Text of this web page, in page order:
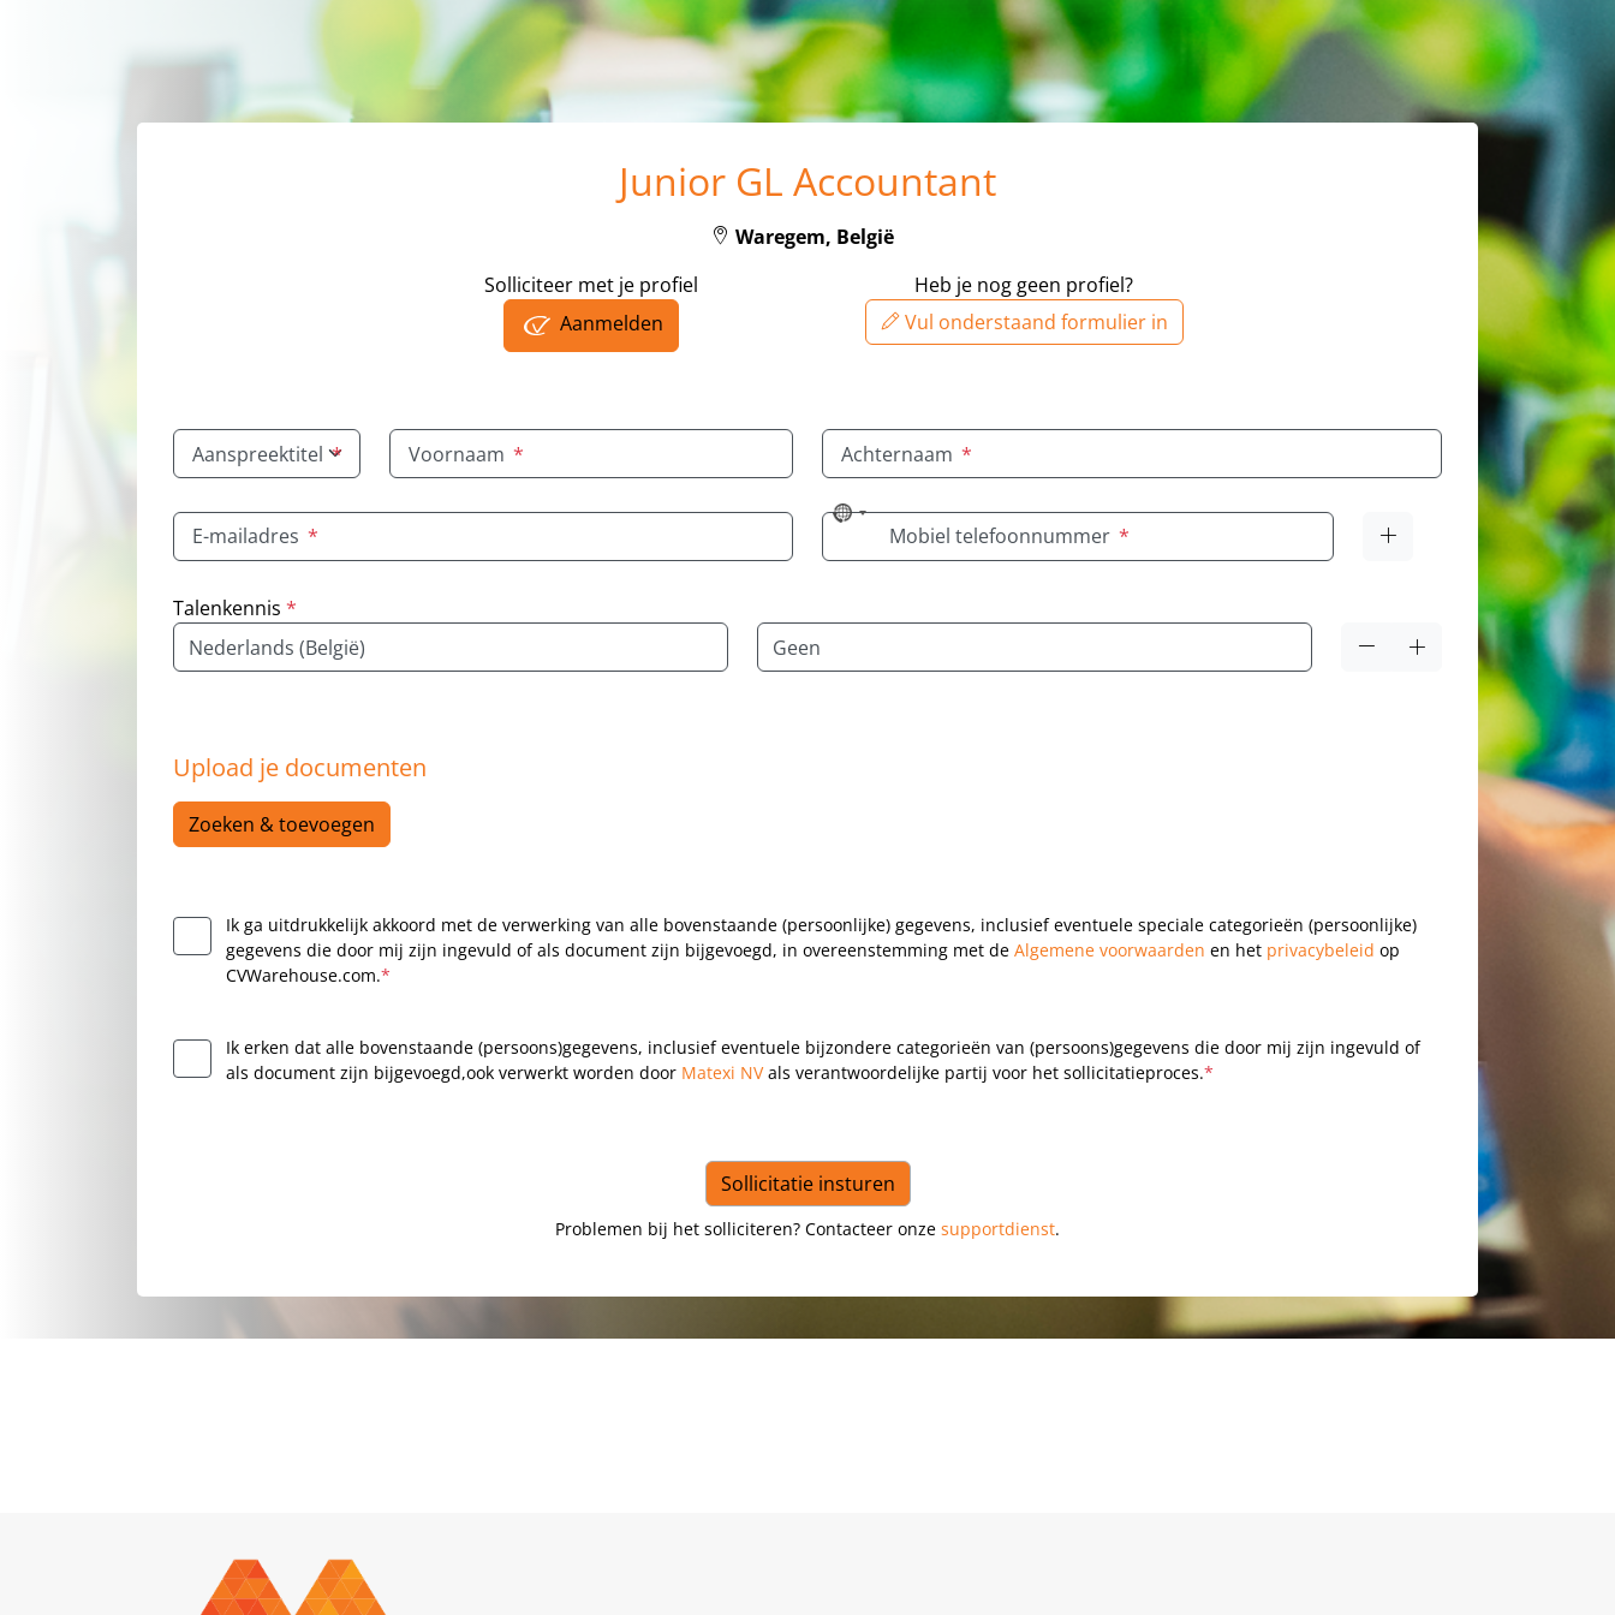
Junior GL Accountant
Waregem, België
Solliciteer met je profiel
Aanmelden
Heb je nog geen profiel?
Vul onderstaand formulier in
Aanspreektitel * Voornaam * Achternaam *
E-mailadres *
No
countryMobiel telefoonnummer *
Talenkennis *
Taal
Taal
Upload je documenten
Zoeken & toevoegen
Ik ga uitdrukkelijk akkoord met de verwerking van alle bovenstaande (persoonlijke) gegevens, inclusief eventuele speciale categorieën (persoonlijke)
gegevens die door mij zijn ingevuld of als document zijn bijgevoegd, in overeenstemming met de Algemene voorwaarden en het privacybeleid op
CVWarehouse.com.*
Ik erken dat alle bovenstaande (persoons)gegevens, inclusief eventuele bijzondere categorieën van (persoons)gegevens die door mij zijn ingevuld of
als document zijn bijgevoegd,ook verwerkt worden door Matexi NVals verantwoordelijke partij voor het sollicitatieproces.*
Problemen bij het solliciteren? Contacteer onze supportdienst.